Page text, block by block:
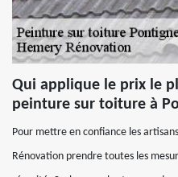
Qui applique le prix le
peinture sur toiture à
Pour mettre en confiance les
Rénovation prendre toutes les